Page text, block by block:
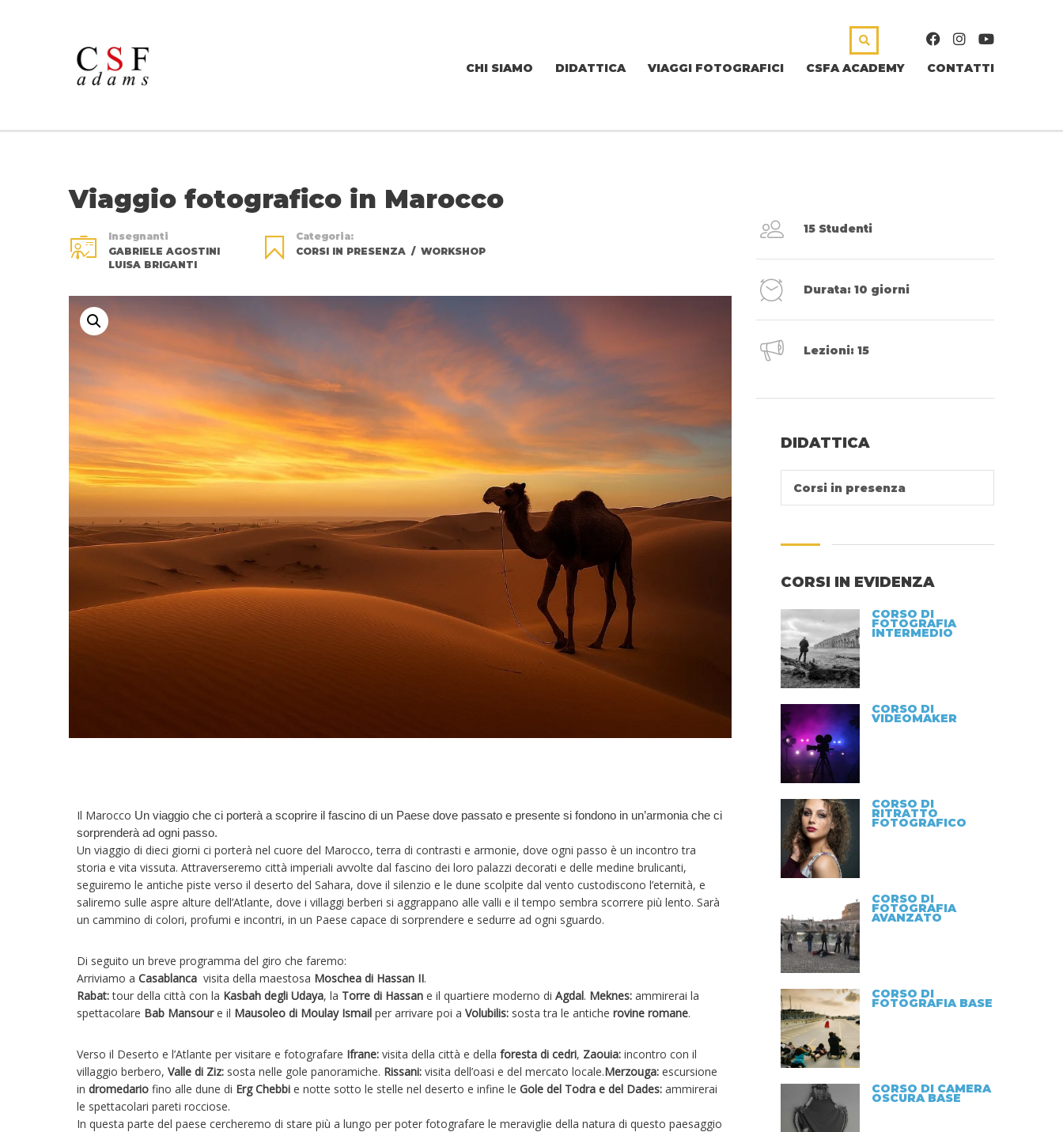
CHI SIAMO DIDATTICA VIAGGI FOTOGRAFICI CSFA ACADEMY CONTATTI
Viaggio fotografico in Marocco
Insegnanti
GABRIELE AGOSTINI
LUISA BRIGANTI
Categoria:
CORSI IN PRESENZA / WORKSHOP
Il Marocco Un viaggio che ci porterà a scoprire il fascino di un Paese dove passato e presente si fondono in un’armonia che ci
sorprenderà ad ogni passo.
Un viaggio di dieci giorni ci porterà nel cuore del Marocco, terra di contrasti e armonie, dove ogni passo è un incontro tra
storia e vita vissuta. Attraverseremo città imperiali avvolte dal fascino dei loro palazzi decorati e delle medine brulicanti,
seguiremo le antiche piste verso il deserto del Sahara, dove il silenzio e le dune scolpite dal vento custodiscono l’eternità, e
saliremo sulle aspre alture dell’Atlante, dove i villaggi berberi si aggrappano alle valli e il tempo sembra scorrere più lento. Sarà
un cammino di colori, profumi e incontri, in un Paese capace di sorprendere e sedurre ad ogni sguardo.
Di seguito un breve programma del giro che faremo:
Arriviamo a Casablanca visita della maestosa Moschea di Hassan II.
Rabat:tour della città con la Kasbah degli Udaya, la Torre di Hassan e il quartiere moderno di Agdal. Meknes: ammirerai la
spettacolare Bab Mansoure il Mausoleo di Moulay Ismail per arrivare poi a Volubilis: sosta tra le antiche rovine romane.
Verso il Deserto e l’Atlante per visitare e fotografare Ifrane: visita della città e della foresta di cedri, Zaouia: incontro con il
villaggio berbero, Valle di Ziz: sosta nelle gole panoramiche. Rissani: visita dell’oasi e del mercato locale.Merzouga: escursione
in dromedario fino alle dune di Erg Chebbi e notte sotto le stelle nel deserto e infine le Gole del Todra e del Dades: ammirerai
le spettacolari pareti rocciose.
In questa parte del paese cercheremo di stare più a lungo per poter fotografare le meraviglie della natura di questo paesaggio
15 Studenti
Durata: 10 giorni
Lezioni: 15
DIDATTICA
Corsi in presenza
CORSI IN EVIDENZA
CORSO DI
FOTOGRAFIA
INTERMEDIO
CORSO DI
VIDEOMAKER
CORSO DI
RITRATTO
FOTOGRAFICO
CORSO DI
FOTOGRAFIA
AVANZATO
CORSO DI
FOTOGRAFIA BASE
CORSO DI CAMERA
OSCURA BASE